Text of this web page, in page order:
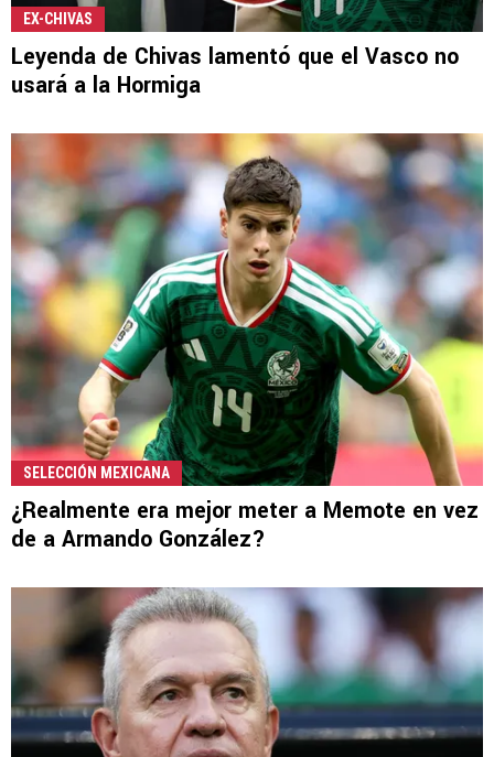
EX-CHIVAS
Leyenda de Chivas lamentó que el Vasco no
usará a la Hormiga
SELECCIÓN MEXICANA
¿Realmente era mejor meter a Memote en vez
de a Armando González?